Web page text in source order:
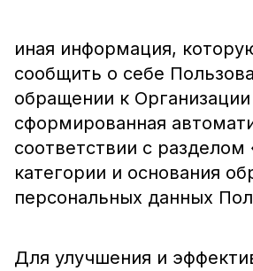
иная информация,
сообщить о себе
обращении к
сформированная
соответствии с разделом
категории и основания
персональных данных
Для улучшения и